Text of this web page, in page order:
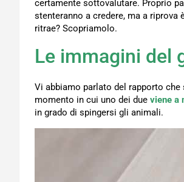
certamente sottovalutare. Proprio
stenteranno a credere, ma a
ritrae? Scopriamolo.
Le immagini del
Vi abbiamo parlato del rapporto
momento in cui uno dei due viene a
in grado di spingersi gli animali.